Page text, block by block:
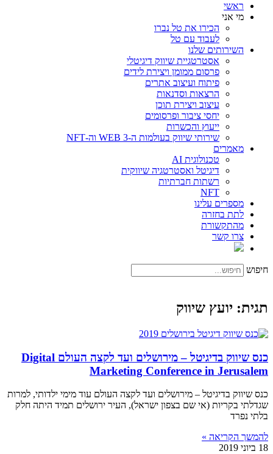
ראשי
מי אני
הכירו את טל נברו
לעבוד עם טל
השירותים שלנו
אסטרטגיית שיווק דיגיטלי
פרסום ממומן ויצירת לידים
פיתוח ועיצוב אתרים
הרצאות וסדנאות
עיצוב ויצירת תוכן
יחסי ציבור ופרסומים
ייעוץ והכשרות
שירותי שיווק בעולמות ה-WEB 3 וה-NFT
מאמרים
טכנולוגית AI
דיגיטל ואסטרטגיה שיווקית
רשתות חברתיות
NFT
מספרים עלינו
לתת בחזרה
מהתקשורת
צרו קשר
חיפוש
תגית: יועץ שיווק
כנס שיווק בדיגיטל – מירושלים ועד לקצה העולם Digital
Marketing Conference in Jerusalem
כנס שיווק בדיגיטל – מירושלים ועד לקצה העולם עוד מימי ילדותי, למרות
שגדלתי בקריות (אי שם בצפון ישראל), העיר ירושלים תמיד היתה חלק
בלתי נפרד
להמשך הקריאה »
18 ביוני 2019